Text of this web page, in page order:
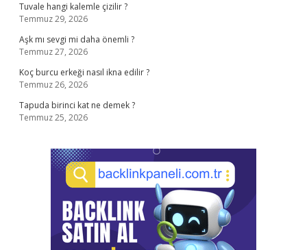
Tuvale hangi kalemle çizilir ?
Temmuz 29, 2026
Aşk mı sevgi mi daha önemli ?
Temmuz 27, 2026
Koç burcu erkeği nasıl ikna edilir ?
Temmuz 26, 2026
Tapuda birinci kat ne demek ?
Temmuz 25, 2026